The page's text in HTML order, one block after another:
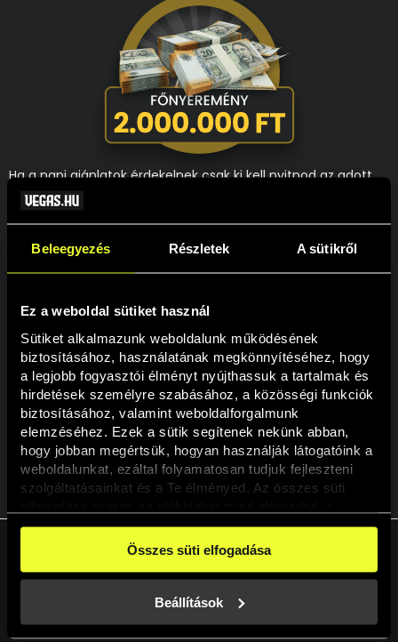
Beleegyezés Részletek A sütikről
Ez a weboldal sütiket használ
Sütiket alkalmazunk weboldalunk működésének
biztosításához, használatának megkönnyítéséhez, hogy
a legjobb fogyasztói élményt nyújthassuk a tartalmak és
hirdetések személyre szabásához, a közösségi funkciók
biztosításához, valamint weboldalforgalmunk
elemzéséhez. Ezek a sütik segítenek nekünk abban,
hogy jobban megértsük, hogyan használják látogatóink a
weboldalunkat, ezáltal folyamatosan tudjuk fejleszteni
szolgáltatásainkat és a Te élményed. Az összes süti
beállításokban pedig egyesével dönthethetsz arról, hogy
a weboldal használatához elengedhetetlen sütiken kívül
A weboldalainkon használt sütikről további információkat
erre a linkre kattintva a Süti tájékoztatónkban
Összes süti elfogadása
Beállítások
Ha a napi ajánlatok érdekelnek csak ki kell nyitnod az adott
napot, ha a heti ajánlatok érdekelnek azt is megtalálod az
adott napi ablakon belül. Akit a főnyeremény megszerzése
mozgat meg leginkább, annak nincs más dolga, mint egy
érvényes fogadást tenni az adventi oddsok valamelyikére
fiókodban a személyes profiloldalon hozzájárulást kell adnod,
hogy részt kívánsz venni a promóciókban!
Részvételi feltételek
VISSZA A KALENDÁRIUMHOZ
Segíthetünk?